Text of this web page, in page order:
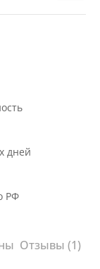
дней
РФ
Отзывы (1)